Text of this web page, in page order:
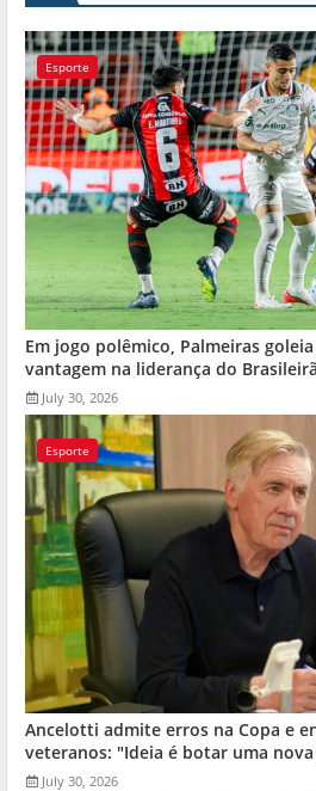
Esporte
Em jogo polêmico, Palmeiras
vantagem na liderança do
July 30, 2026
Esporte
Ancelotti admite erros na Copa e
veteranos: "Ideia é botar uma
July 30, 2026